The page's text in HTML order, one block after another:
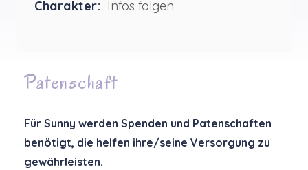
Charakter: Infos folgen
Patenschaft
Für Sunny werden Spenden und Patenschaften
benötigt, die helfen ihre/seine Versorgung zu
gewährleisten.